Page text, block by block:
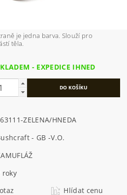
je jedna barva. Slouží pro
těla.
- EXPEDICE IHNED
ZELENA/HNEDA
- GB -V.O.
roky
Hlídat cenu